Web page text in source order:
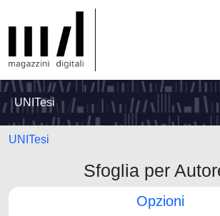
UNITesi
UNITesi
Sfoglia per
Opzioni